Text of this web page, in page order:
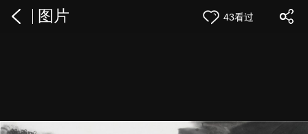
图片 43看过